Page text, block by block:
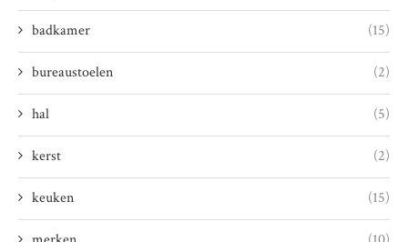
badkamer (15)
bureaustoelen (2)
hal (5)
kerst (2)
keuken (15)